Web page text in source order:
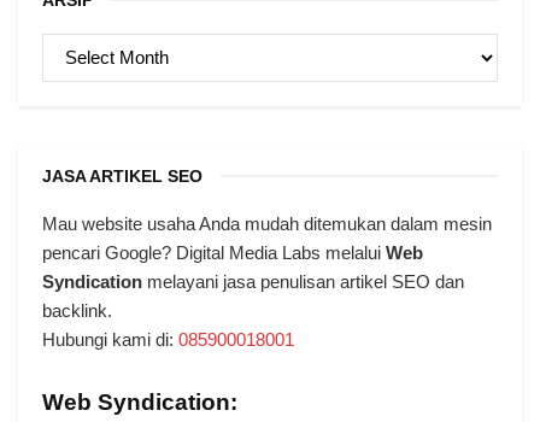
ARSIP
JASA ARTIKEL SEO
Mau website usaha Anda mudah ditemukan dalam mesin
pencari Google? Digital Media Labs melalui Web
Syndication melayani jasa penulisan artikel SEO dan
backlink.
Hubungi kami di: 085900018001
Web Syndication: